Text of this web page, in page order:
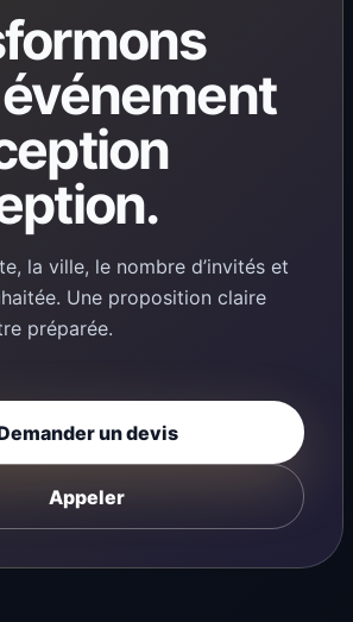
la ville, le nombre d’invités et
Une proposition claire
préparée.
un devis
Appeler